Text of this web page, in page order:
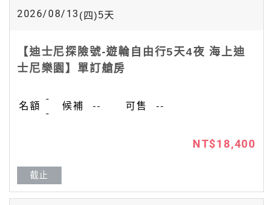
2026/08/13 (四)5天
【迪士尼探險號-遊輪自由行5天4夜 海上迪
士尼樂園】單訂艙房
-
-
-- --
NT$18,400
截止